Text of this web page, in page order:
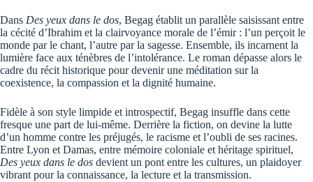
Dans Des yeux dans le dos, Begag établit un parallèle saisissant entre
la cécité d’Ibrahim et la clairvoyance morale de l’émir : l’un perçoit le
monde par le chant, l’autre par la sagesse. Ensemble, ils incarnent la
lumière face aux ténèbres de l’intolérance. Le roman dépasse alors le
cadre du récit historique pour devenir une méditation sur la
coexistence, la compassion et la dignité humaine.
Fidèle à son style limpide et introspectif, Begag insuffle dans cette
fresque une part de lui-même. Derrière la fiction, on devine la lutte
d’un homme contre les préjugés, le racisme et l’oubli de ses racines.
Entre Lyon et Damas, entre mémoire coloniale et héritage spirituel,
Des yeux dans le dos devient un pont entre les cultures, un plaidoyer
vibrant pour la connaissance, la lecture et la transmission.